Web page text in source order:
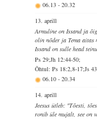
06.13-20.32
13. aprill
Armuline on Issand ja
olin nõder ja Tema aitas
Issand on sulle head
Ps 29;Jh 12:44-50;
Õhtul: Ps 18:2,8-17;Js
06.10-20.34
14. aprill
Jeesus ütleb: "Tõesti,
ronib üle mujalt, see on